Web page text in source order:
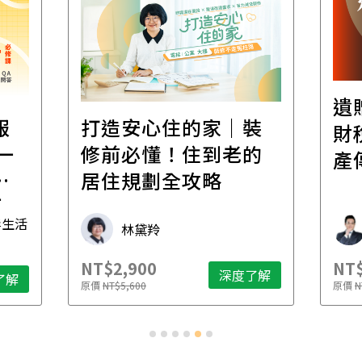
活
解
打造安心住的家｜裝
修前必懂！住到老的
居住規劃全攻略
林黛羚
NT$2,900
原價NT$5,600 深度了解
遺
財
產
原價